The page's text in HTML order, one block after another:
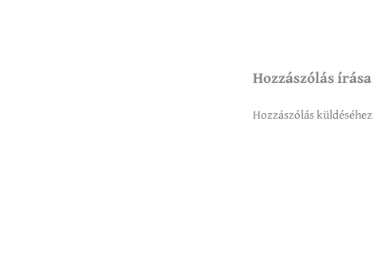
Hozzászólás írása
Hozzászólás küldéséhez